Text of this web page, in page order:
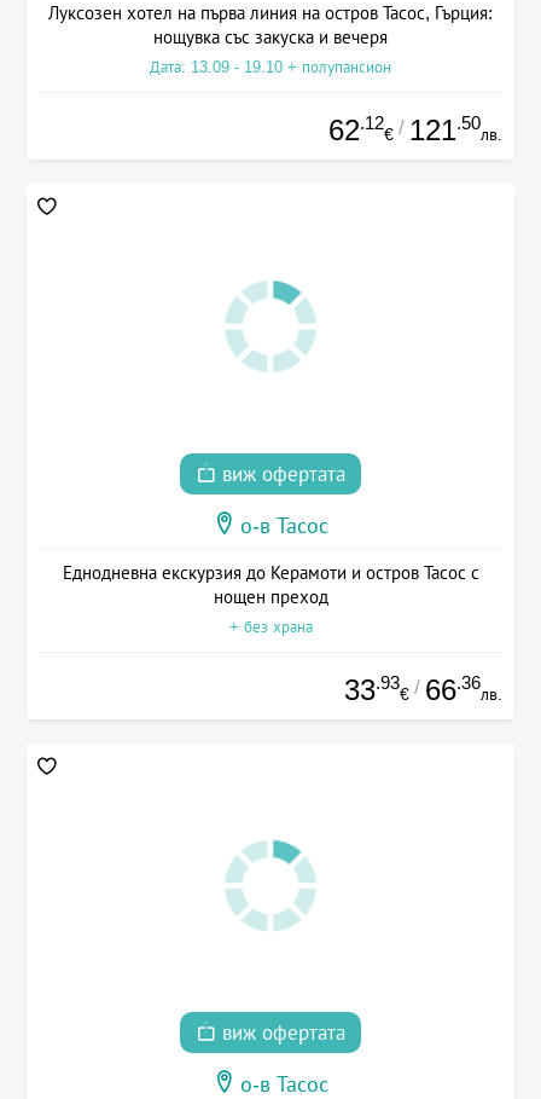
Луксозен хотел на първа линия на остров Тасос, Гърция:
нощувка със закуска и вечеря
Дата: 13.09 - 19.10 + полупансион
62.12
€ / 121.50
лв.
виж офертата
о-в Тасос
Еднодневна екскурзия до Керамоти и остров Тасос с
нощен преход
+ без храна
33.93
€ / 66.36
лв.
виж офертата
о-в Тасос